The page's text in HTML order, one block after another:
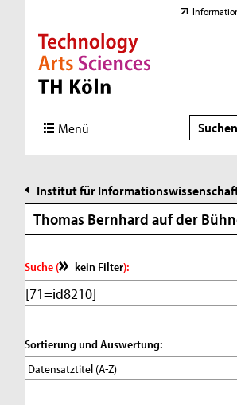
Direkt zur Hauptnavigation
Direkt zur Subnavigation
Direkt zum Inhalt
Direkt zum Fußbereich
Menü Suche
Suche
Institut für
Thomas Bernhard auf der
Suche ( kein Filter):
Sortierung und Auswertung: